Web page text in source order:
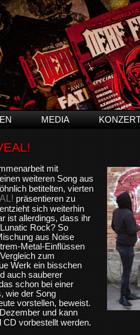
MEDIA
mit
einen weiteren Song aus
betitelten, vierten
präsentieren zu
sich weiterhin
ist allerdings, dass ihr
Rock? So
aus Noise
Metal-Einflüssen
zum
Werk ein bisschen
auch sauberer
schon bei einer
wie der Song
vorstellen, beweist.
und kann
CD vorbestellt werden.